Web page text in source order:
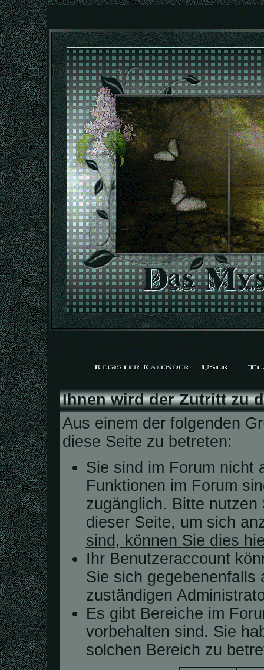
Ihnen wird der Zutritt zu
Aus einem der folgenden
diese Seite zu betreten:
Sie sind im Forum nicht
Funktionen im Forum
zugänglich. Bitte
dieser Seite, um sich
sind, können Sie dies
Ihr Benutzeraccount
Sie sich gegebenenfalls
zuständigen
Es gibt Bereiche im
vorbehalten sind. Sie
solchen Bereich zu